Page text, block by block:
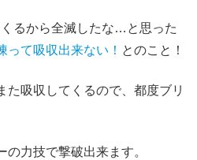
るから全滅したな…と思った
って吸収出来ない！ とのこと！
た吸収してくるので、都度ブリ
力技で撃破出来ます。